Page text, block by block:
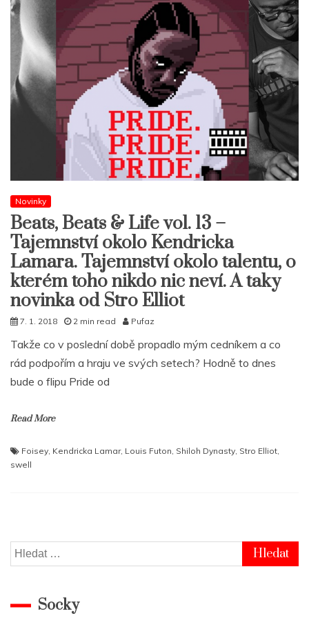
Novinky
Beats, Beats & Life vol. 13 –
Tajemnství okolo Kendricka
Lamara. Tajemnství okolo talentu, o
kterém toho nikdo nic neví. A taky
novinka od Stro Elliot
7. 1. 2018 2 min read Pufaz
Takže co v poslední době propadlo mým cedníkem a co
rád podpořím a hraju ve svých setech? Hodně to dnes
bude o flipu Pride od
Read More
Foisey Kendricka Lamar, Louis Futon Shiloh Dynasty Stro Elliot
swell
Vyhledávání
Socky